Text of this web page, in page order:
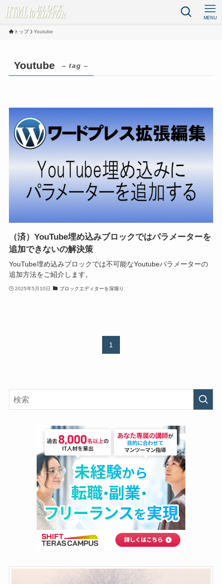
MENU
トップ Youtube
Youtube – tag –
（済）YouTube埋め込みブロックではパラメーターを
追加できないの解決策
YouTube埋め込みブロックでは不可能なYoutubeパラメーターの
追加方法をご紹介します。
2025年5月10日 ブロックエディターを深堀り
1